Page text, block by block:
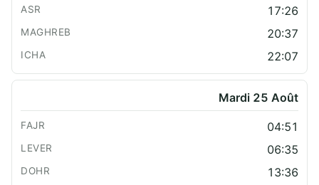
17:26
20:37
22:07
Mardi 25 Août
04:51
06:35
13:36